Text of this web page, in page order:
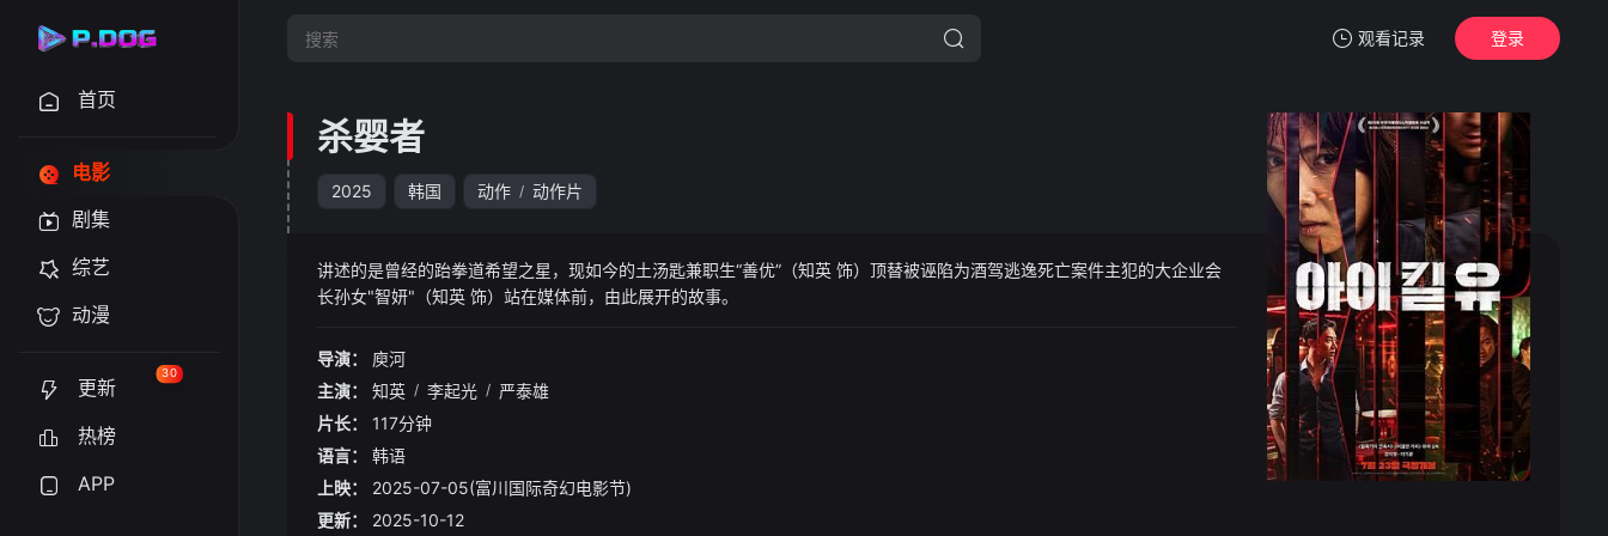
观看记录
暂无观看影片的记录
登录
首页
电影
剧集
综艺
动漫
更新
30
热榜
APP
杀婴者
2025 韩国 动作 / 动作片
讲述的是曾经的跆拳道希望之星，现如今的土汤匙兼职生“善优”（知英 饰）顶替被诬陷为酒驾逃逸死亡案件主犯的大企业会
长孙女"智妍"（知英 饰）站在媒体前，由此展开的故事。
导演：
庾河
主演：
知英 / 李起光 / 严泰雄
片长：
117分钟
语言：
韩语
上映：
2025-07-05(富川国际奇幻电影节)
更新：
2025-10-12